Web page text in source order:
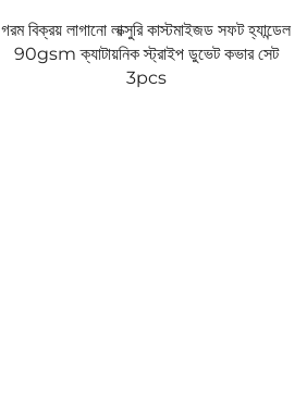
গরম বিক্রয় লাগানো লাক্সুরি কাস্টমাইজড সফট হ্যান্ডেল
90gsm ক্যাটায়নিক স্ট্রাইপ ডুভেট কভার সেট
3pcs